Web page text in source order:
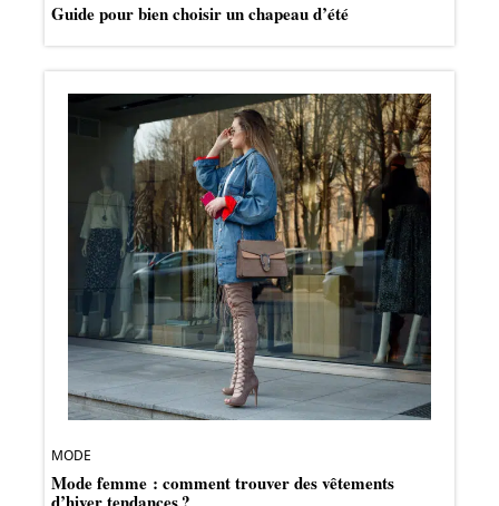
Guide pour bien choisir un chapeau d’été
MODE
Mode femme : comment trouver des vêtements